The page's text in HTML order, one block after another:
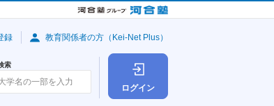
ログイン
索
録 教育関係者の方（Kei-Net Plus）